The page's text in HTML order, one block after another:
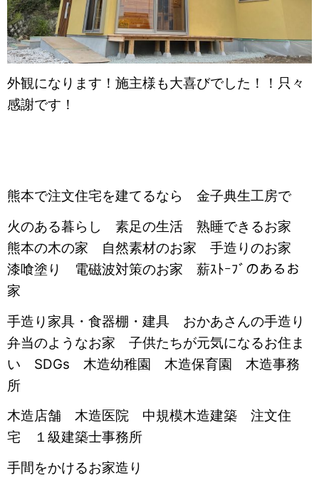
外観になります！施主様も大喜びでした！！只々
感謝です！
熊本で注文住宅を建てるなら 金子典生工房で
火のある暮らし 素足の生活 熟睡できるお家
熊本の木の家 自然素材のお家 手造りのお家
漆喰塗り 電磁波対策のお家 薪ｽﾄｰﾌﾞのあるお
家
手造り家具・食器棚・建具 おかあさんの手造り
弁当のようなお家 子供たちが元気になるお住ま
い SDGs 木造幼稚園 木造保育園 木造事務
所
木造店舗 木造医院 中規模木造建築 注文住
宅 １級建築士事務所
手間をかけるお家造り